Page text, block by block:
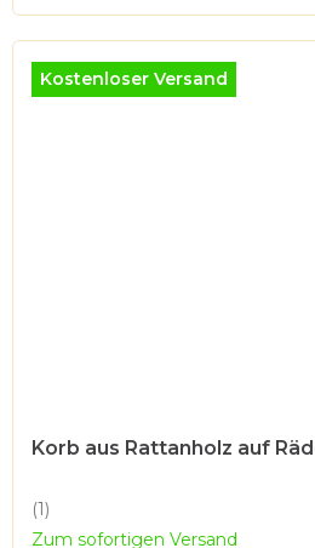
Kostenloser Versand
Korb aus Rattanholz auf
Die
durchschnittliche
(1)
Zum sofortigen Versand